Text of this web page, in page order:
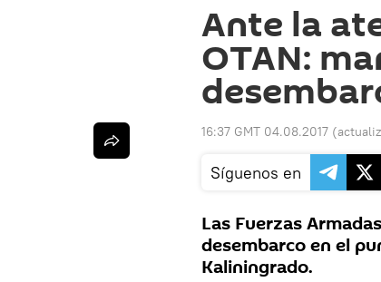
Ante la
OTAN:
16:37 GMT 04.08.2017
Síguenos en
Las Fuerzas
desembarco en el
Kaliningrado.